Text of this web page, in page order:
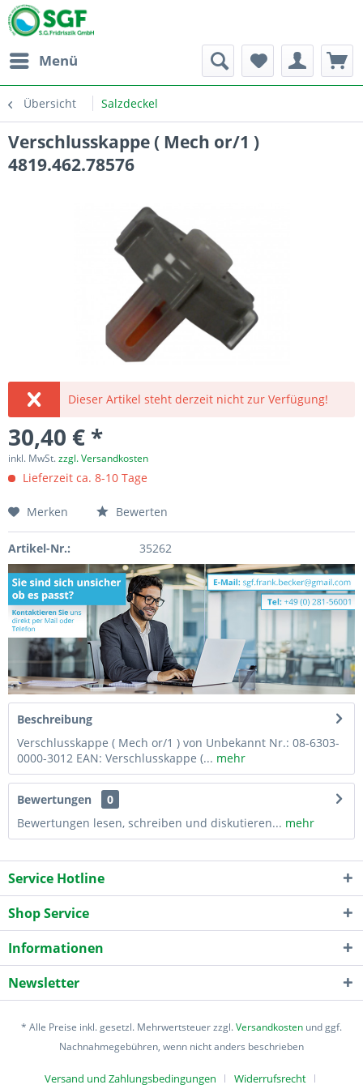
Menü
Übersicht Salzdeckel
Verschlusskappe ( Mech or/1 )
4819.462.78576
Dieser Artikel steht derzeit nicht zur Verfügung!
30,40 € *
inkl. MwSt.zzgl. Versandkosten
Lieferzeit ca. 8-10 Tage
Merken Bewerten
Artikel-Nr.: 35262
Beschreibung
Verschlusskappe ( Mech or/1 ) von Unbekannt Nr.: 08-6303-
0000-3012 EAN: Verschlusskappe (... mehr
Bewertungen
0
Bewertungen lesen, schreiben und diskutieren... mehr
Service Hotline
Shop Service
Informationen
Newsletter
* Alle Preise inkl. gesetzl. Mehrwertsteuer zzgl.Versandkosten und ggf.
Nachnahmegebühren, wenn nicht anders beschrieben
Versand und Zahlungsbedingungen Widerrufsrecht